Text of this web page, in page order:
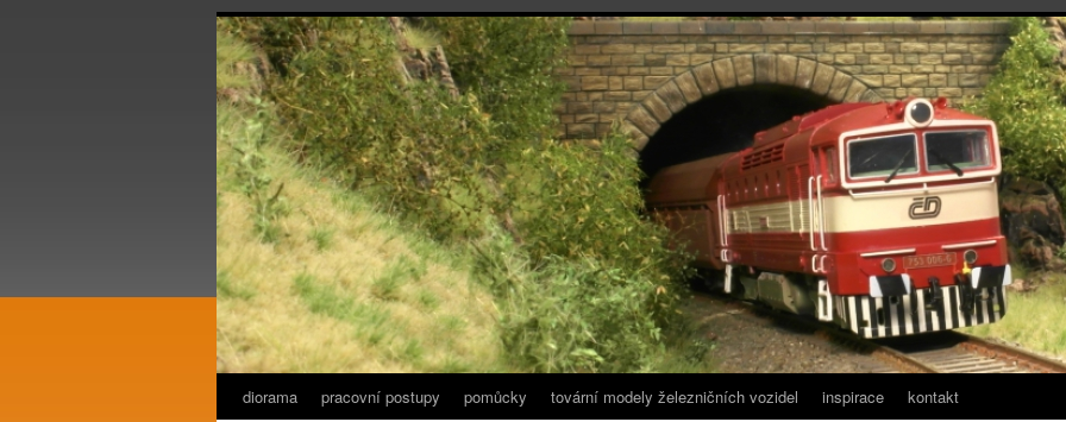
diorama pracovní postupy pomůcky tovární modely železničních vozidel inspirace kontakt